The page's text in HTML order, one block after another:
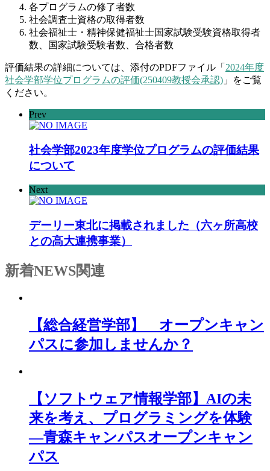
各プログラムの修了者数
社会調査士資格の取得者数
社会福祉士・精神保健福祉士国家試験受験資格取得者
数、国家試験受験者数、合格者数
評価結果の詳細については、添付のPDFファイル「 2024年度
社会学部学位プログラムの評価(250409教授会承認) 」をご覧
ください。
Prev
社会学部2023年度学位プログラムの評価結果
について
Next
デーリー東北に掲載されました（六ヶ所高校
との高大連携事業）
新着NEWS関連
【総合経営学部】 オープンキャン
パスに参加しませんか？
【ソフトウェア情報学部】AIの未
来を考え、プログラミングを体験
―青森キャンパスオープンキャン
パス